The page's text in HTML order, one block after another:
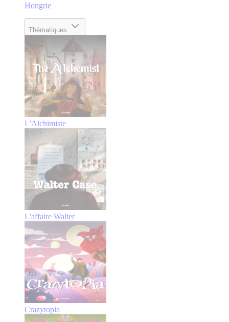
Hongrie
Thématiques
L'Alchimiste
L'affaire Walter
Crazytopia